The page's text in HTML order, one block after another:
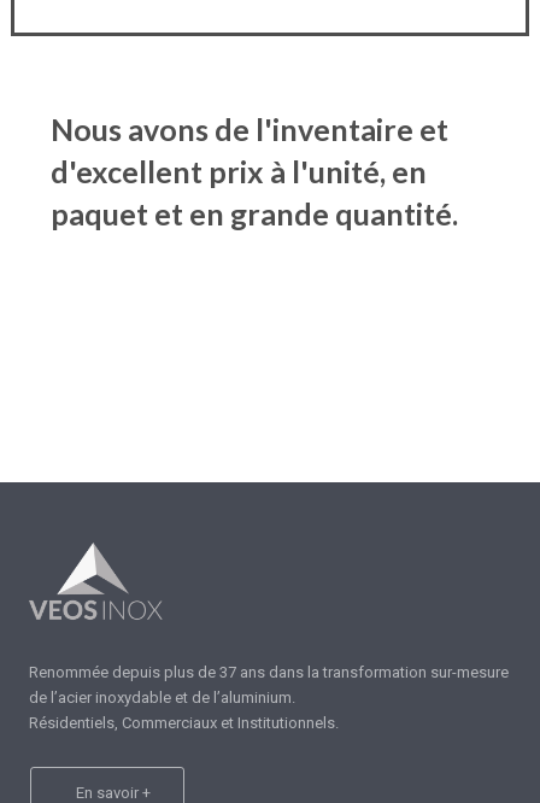
Nous avons de l'inventaire et
d'excellent prix à l'unité, en
paquet et en grande quantité.
Renommée depuis plus de 37 ans dans la transformation sur-mesure
de l’acier inoxydable et de l’aluminium.
Résidentiels, Commerciaux et Institutionnels.
En savoir +